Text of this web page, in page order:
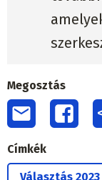
Megosztás
Címkék
Választás 2023